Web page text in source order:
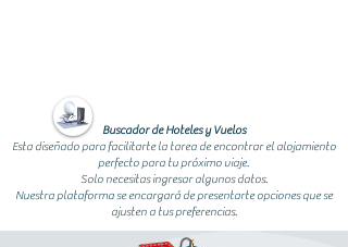
Buscador de Hoteles y Vuelos
Esta diseñado para facilitarte la tarea de encontrar el alojamiento
perfecto para tu próximo viaje.
Solo necesitas ingresar algunos datos.
Nuestra plataforma se encargará de presentarte opciones que se
ajusten a tus preferencias.